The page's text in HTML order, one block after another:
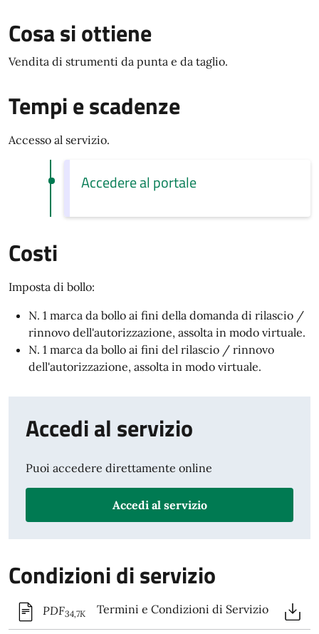
Cosa si ottiene
Vendita di strumenti da punta e da taglio.
Tempi e scadenze
Accesso al servizio.
Accedere al portale
Costi
Imposta di bollo:
N. 1 marca da bollo ai fini della domanda di rilascio /
rinnovo dell'autorizzazione, assolta in modo virtuale.
N. 1 marca da bollo ai fini del rilascio / rinnovo
dell'autorizzazione, assolta in modo virtuale.
Accedi al servizio
Puoi accedere direttamente online
Accedi al servizio
Condizioni di servizio
PDF34,7K Termini e Condizioni di Servizio